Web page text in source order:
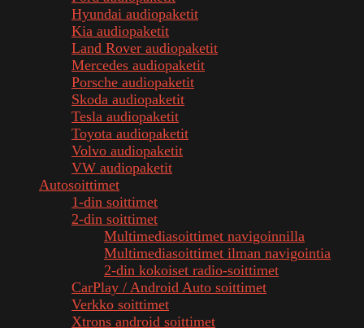
Hyundai audiopaketit
Kia audiopaketit
Land Rover audiopaketit
Mercedes audiopaketit
Porsche audiopaketit
Skoda audiopaketit
Tesla audiopaketit
Toyota audiopaketit
Volvo audiopaketit
VW audiopaketit
Autosoittimet
1-din soittimet
2-din soittimet
Multimediasoittimet navigoinnilla
Multimediasoittimet ilman navigointia
2-din kokoiset radio-soittimet
CarPlay / Android Auto soittimet
Verkko soittimet
Xtrons android soittimet